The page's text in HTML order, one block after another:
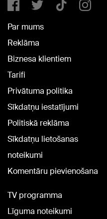
Par mums
Reklāma
Biznesa klientiem
Tarifi
Privātuma politika
Sīkdatņu iestatījumi
Politiskā reklāma
Sīkdatņu lietošanas
noteikumi
Komentāru pievienošana
TV programma
Līguma noteikumi